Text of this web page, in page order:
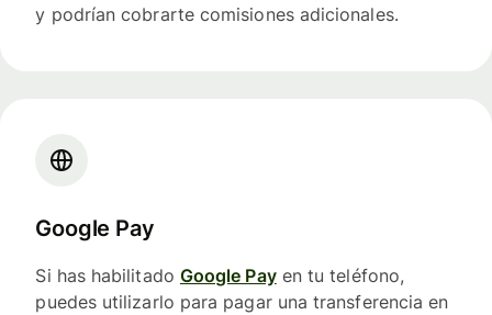
y podrían cobrarte comisiones adicionales.
Google Pay
Si has habilitado Google Payen tu teléfono,
puedes utilizarlo para pagar una transferencia en